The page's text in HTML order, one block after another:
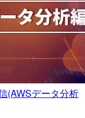
(AWSデータ分析